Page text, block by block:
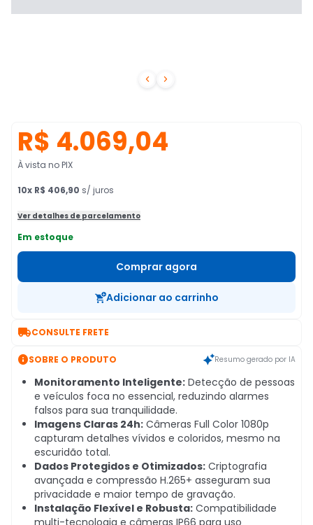
 
R$ 4.069,04
À vista no PIX
10x R$ 406,90 s/ juros
Ver detalhes de parcelamento
Em estoque
Comprar agora
Adicionar ao carrinho
CONSULTE FRETE
SOBRE O PRODUTO Resumo gerado por IA
Monitoramento Inteligente: Detecção de pessoas
e veículos foca no essencial, reduzindo alarmes
falsos para sua tranquilidade.
Imagens Claras 24h: Câmeras Full Color 1080p
capturam detalhes vívidos e coloridos, mesmo na
escuridão total.
Dados Protegidos e Otimizados: Criptografia
avançada e compressão H.265+ asseguram sua
privacidade e maior tempo de gravação.
Instalação Flexível e Robusta: Compatibilidade
multi-tecnologia e câmeras IP66 para uso